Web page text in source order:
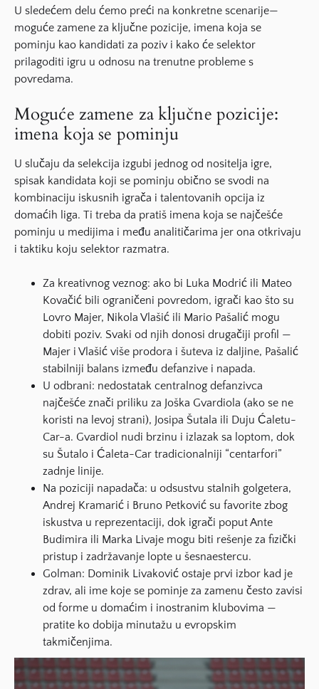
U sledećem delu ćemo preći na konkretne scenarije—
moguće zamene za ključne pozicije, imena koja se
pominju kao kandidati za poziv i kako će selektor
prilagoditi igru u odnosu na trenutne probleme s
povredama.
Moguće zamene za ključne pozicije:
imena koja se pominju
U slučaju da selekcija izgubi jednog od nositelja igre,
spisak kandidata koji se pominju obično se svodi na
kombinaciju iskusnih igrača i talentovanih opcija iz
domaćih liga. Ti treba da pratiš imena koja se najčešće
pominju u medijima i među analitičarima jer ona otkrivaju
i taktiku koju selektor razmatra.
Za kreativnog veznog: ako bi Luka Modrić ili Mateo
Kovačić bili ograničeni povredom, igrači kao što su
Lovro Majer, Nikola Vlašić ili Mario Pašalić mogu
dobiti poziv. Svaki od njih donosi drugačiji profil —
Majer i Vlašić više prodora i šuteva iz daljine, Pašalić
stabilniji balans između defanzive i napada.
U odbrani: nedostatak centralnog defanzivca
najčešće znači priliku za Joška Gvardiola (ako se ne
koristi na levoj strani), Josipa Šutala ili Duju Ćaletu-
Car-a. Gvardiol nudi brzinu i izlazak sa loptom, dok
su Šutalo i Ćaleta-Car tradicionalniji “centarfori”
zadnje linije.
Na poziciji napadača: u odsustvu stalnih golgetera,
Andrej Kramarić i Bruno Petković su favorite zbog
iskustva u reprezentaciji, dok igrači poput Ante
Budimira ili Marka Livaje mogu biti rešenje za fizički
pristup i zadržavanje lopte u šesnaestercu.
Golman: Dominik Livaković ostaje prvi izbor kad je
zdrav, ali ime koje se pominje za zamenu često zavisi
od forme u domaćim i inostranim klubovima —
pratite ko dobija minutažu u evropskim
takmičenjima.